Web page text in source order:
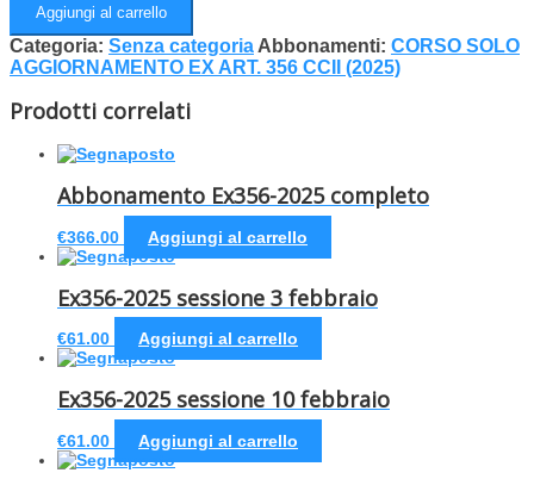
Aggiungi al carrello
Categoria: Senza categoria Abbonamenti: CORSO SOLO
AGGIORNAMENTO EX ART. 356 CCII (2025)
Prodotti correlati
Abbonamento Ex356-2025 completo
€366.00 Aggiungi al carrello
Ex356-2025 sessione 3 febbraio
€61.00 Aggiungi al carrello
Ex356-2025 sessione 10 febbraio
€61.00 Aggiungi al carrello